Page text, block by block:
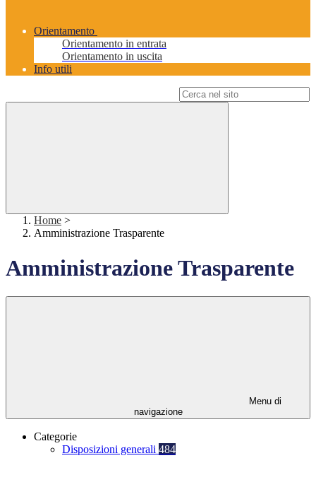
Orientamento
Orientamento in entrata
Orientamento in uscita
Info utili
Home >
Amministrazione Trasparente
Amministrazione Trasparente
Menu di
navigazione
Categorie
Disposizioni generali 484